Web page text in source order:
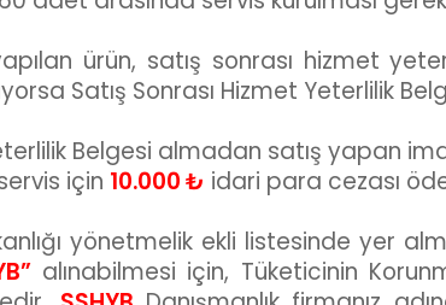
ürün, satış sonrası hizmet
Satış Sonrası Hizmet Yeterlilik
Belgesi almadan satış yapan
için 10.000 ₺ idari para cezası
yönetmelik ekli listesinde yer
alınabilmesi için, Tüketicinin